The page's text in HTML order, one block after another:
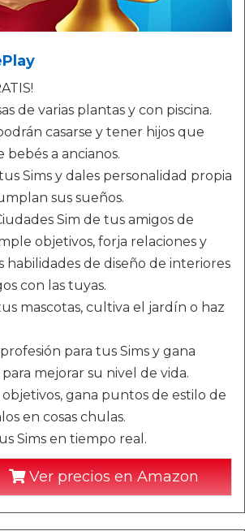
de varias plantas y con piscina.
casarse y tener hijos que
bebés a ancianos.
Sims y dales personalidad propia
sus sueños.
Sim de tus amigos de
objetivos, forja relaciones y
habilidades de diseño de interiores
con las tuyas.
mascotas, cultiva el jardín o haz
para tus Sims y gana
mejorar su nivel de vida.
gana puntos de estilo de
en cosas chulas.
Sims en tiempo real.
Ver precios en Amazon